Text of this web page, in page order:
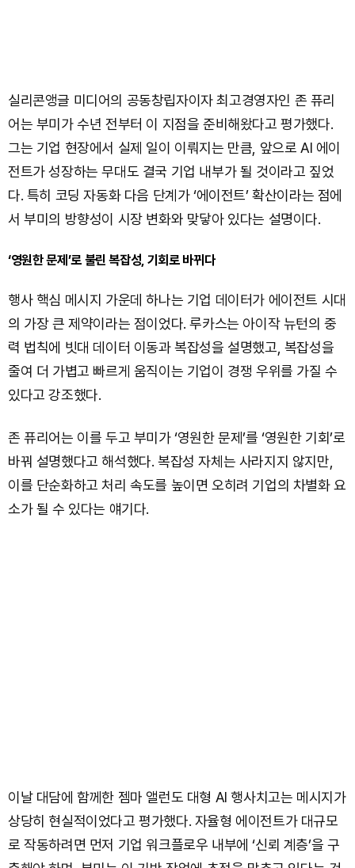
실리콘앵글 미디어의 공동창립자이자 최고경영자인 존 퓨리
어는 부미가 수년 전부터 이 지점을 준비해왔다고 평가했다.
그는 기업 현장에서 실제 일이 이뤄지는 만큼, 앞으로 AI 에이
전트가 성장하는 무대도 결국 기업 내부가 될 것이라고 짚었
다. 특히 코딩 자동화 다음 단계가 ‘에이전트’ 확산이라는 점에
서 부미의 방향성이 시장 변화와 맞닿아 있다는 설명이다.
‘영원한 문제’로 불린 복잡성, 기회로 바뀌다
행사 핵심 메시지 가운데 하나는 기업 데이터가 에이전트 시대
의 가장 큰 제약이라는 점이었다. 루카스는 아이작 뉴턴의 중
력 법칙에 빗대 데이터 이동과 복잡성을 설명했고, 복잡성을
줄여 더 가볍고 빠르게 움직이는 기업이 경쟁 우위를 가질 수
있다고 강조했다.
존 퓨리어는 이를 두고 부미가 ‘영원한 문제’를 ‘영원한 기회’로
바꿔 설명했다고 해석했다. 복잡성 자체는 사라지지 않지만,
이를 단순화하고 처리 속도를 높이면 오히려 기업의 차별화 요
소가 될 수 있다는 얘기다.
이날 대담에 함께한 젬마 앨런도 대형 AI 행사치고는 메시지가
상당히 현실적이었다고 평가했다. 자율형 에이전트가 대규모
로 작동하려면 먼저 기업 워크플로우 내부에 ‘신뢰 계층’을 구